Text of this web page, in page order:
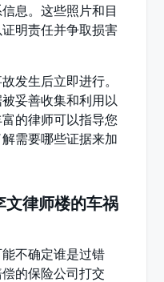
息。这些照片和目
明责任并争取损害
发生后立即进行。
妥善收集和利用以
的律师可以指导您
需要哪些证据来加
文律师楼的车祸
不确定谁是过错
的保险公司打交